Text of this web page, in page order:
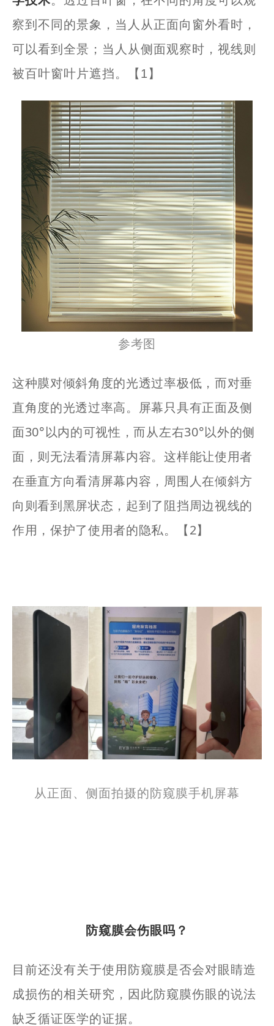
察到不同的景象，当人从正面向窗外看时，
可以看到全景；当人从侧面观察时，视线则
被百叶窗叶片遮挡。
【1】
参考图
这种膜对倾斜角度的光透过率极低，而对垂
直角度的光透过率高。屏幕只具有正面及侧
面30°以内的可视性，而从左右30°以外的侧
面，则无法看清屏幕内容。这样能让使用者
在垂直方向看清屏幕内容，周围人在倾斜方
向则看到黑屏状态，起到了阻挡周边视线的
作用，保护了使用者的隐私。
【2】
从正面、侧面拍摄的防窥膜手机屏幕
防窥膜会伤眼吗？
目前还没有关于使用防窥膜是否会对眼睛造
成损伤的相关研究，因此防窥膜伤眼的说法
缺乏循证医学的证据。